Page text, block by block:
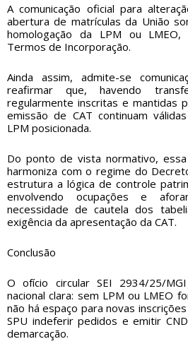
A comunicação oficial para
abertura de matrículas da União
homologação da LPM ou
Termos de Incorporação.
Ainda assim, admite-se
reafirmar que, havendo
regularmente inscritas e mantidas
emissão de CAT continuam
LPM posicionada.
Do ponto de vista normativo,
harmoniza com o regime do
estrutura a lógica de controle
envolvendo ocupações e
necessidade de cautela dos
exigência da apresentação da CAT.
Conclusão
O ofício circular SEI 2934/25/
nacional clara: sem LPM ou LMEO
não há espaço para novas
SPU indeferir pedidos e emitir
demarcação.